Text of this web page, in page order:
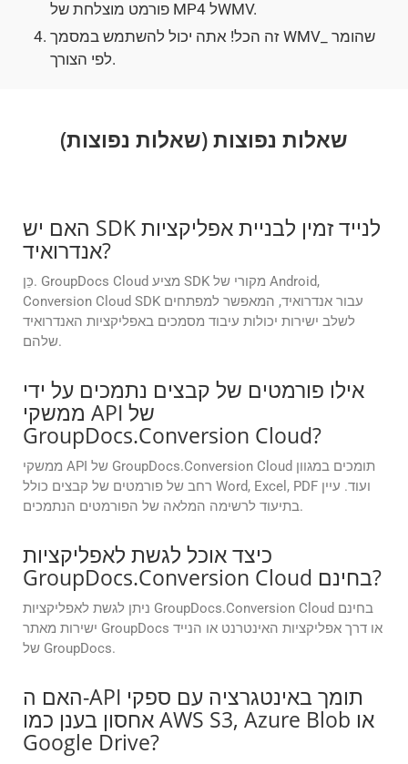
פורמט מוצלחת של MP4 לWMV.
זה הכל! אתה יכול להשתמש במסמך WMV_ שהומר
לפי הצורך.
שאלות נפוצות (שאלות נפוצות)
האם יש SDK לנייד זמין לבניית אפליקציות
אנדרואיד?
כֵּן. GroupDocs Cloud מציע SDK מקורי של Android,
Conversion Cloud SDK עבור אנדרואיד, המאפשר למפתחים
לשלב ישירות יכולות עיבוד מסמכים באפליקציות האנדרואיד
שלהם.
אילו פורמטים של קבצים נתמכים על ידי
ממשקי API של
GroupDocs.Conversion Cloud?
ממשקי API של GroupDocs.Conversion Cloud תומכים במגוון
רחב של פורמטים של קבצים כולל Word, Excel, PDF ועוד. עיין
בתיעוד לרשימה המלאה של הפורמטים הנתמכים.
כיצד אוכל לגשת לאפליקציות
GroupDocs.Conversion Cloud בחינם?
ניתן לגשת לאפליקציות GroupDocs.Conversion Cloud בחינם
ישירות מאתר GroupDocs או דרך אפליקציות האינטרנט או הנייד
של GroupDocs.
האם ה-API תומך באינטגרציה עם ספקי
אחסון בענן כמו AWS S3, Azure Blob או
Google Drive?